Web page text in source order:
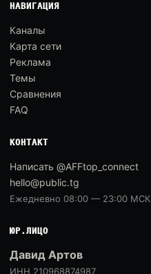
НАВИГАЦИЯ
Каналы
Карта сети
Реклама
Темы
Сравнения
FAQ
КОНТАКТ
Написать @AFFtop_connect
hello@public.tg
Ежедневно 08:00 — 23:00 МСК
ЮР.ЛИЦО
Давид Артов
ИНН 210968874987